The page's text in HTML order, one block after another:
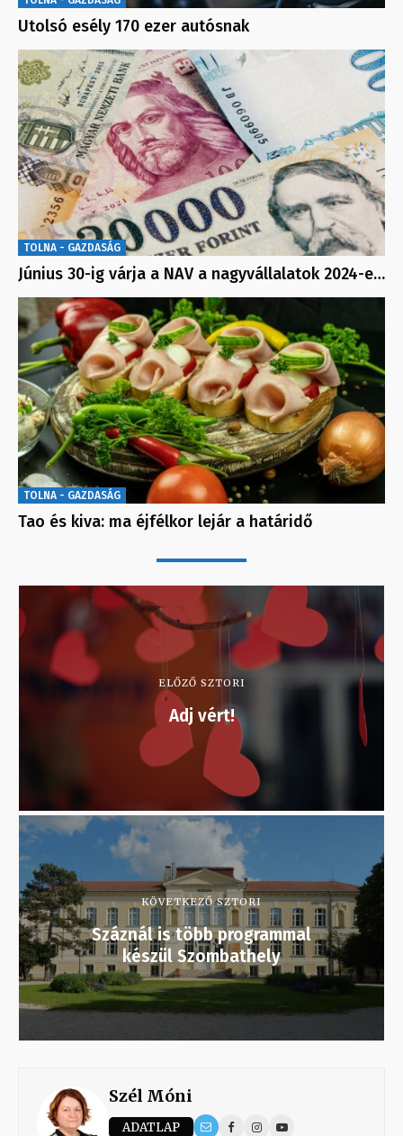
Utolsó esély 170 ezer autósnak
TOLNA - GAZDASÁG
Június 30-ig várja a NAV a nagyvállalatok 2024-e…
TOLNA - GAZDASÁG
Tao és kiva: ma éjfélkor lejár a határidő
ELŐZŐ SZTORI
Adj vért!
KÖVETKEZŐ SZTORI
Száznál is több programmal
készül Szombathely
Szél Móni
ADATLAP